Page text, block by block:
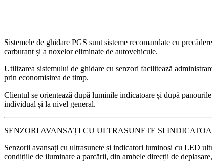
Sistemele de ghidare PGS sunt sisteme recomandate cu
carburant și a noxelor eliminate de autovehicule.
Utilizarea sistemului de ghidare cu senzori facilitează
prin economisirea de timp.
Clientul se orientează după luminile indicatoare și după
individual și la nivel general.
SENZORI AVANSAȚI CU ULTRASUNETE ȘI
Senzorii avansați cu ultrasunete și indicatori luminoși cu LED
condițiile de iluminare a parcării, din ambele direcții de